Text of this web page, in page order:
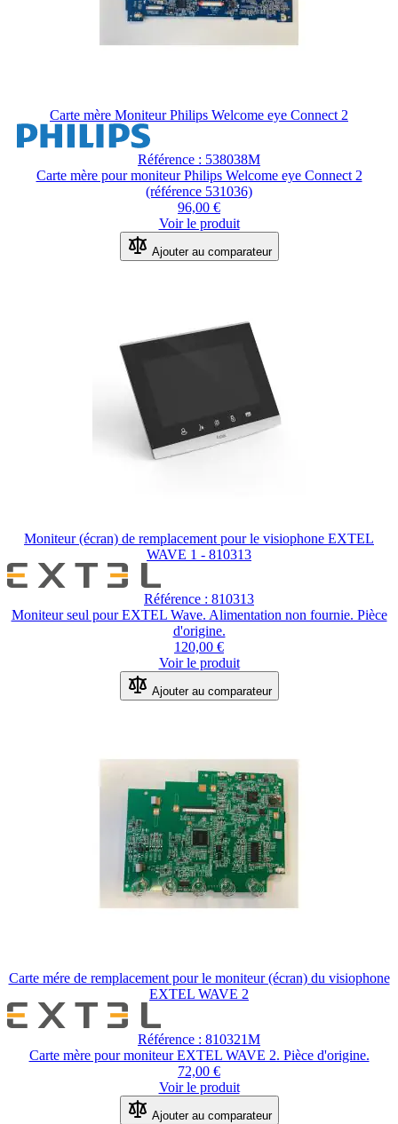
Carte mère Moniteur Philips Welcome eye Connect 2
Référence : 538038M
Carte mère pour moniteur Philips Welcome eye Connect 2
(référence 531036)
96,00 €
Voir le produit
Ajouter au comparateur
Moniteur (écran) de remplacement pour le visiophone EXTEL
WAVE 1 - 810313
Référence : 810313
Moniteur seul pour EXTEL Wave. Alimentation non fournie. Pièce
d'origine.
120,00 €
Voir le produit
Ajouter au comparateur
Carte mére de remplacement pour le moniteur (écran) du visiophone
EXTEL WAVE 2
Référence : 810321M
Carte mère pour moniteur EXTEL WAVE 2. Pièce d'origine.
72,00 €
Voir le produit
Ajouter au comparateur